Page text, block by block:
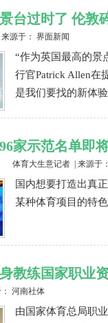
台过时了 伦敦
源于： 界面新闻
“作为英国最高的景
行官Patrick Allen在
是我们要找的新体
家示范名单即
育大生意记者 | 来源于
国内想要打造出真
某种体育项目的特
教练国家职业
河南社体
由国家体育总局职